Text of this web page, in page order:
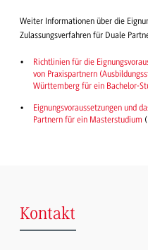
Weiter Informationen über die
Zulassungsverfahren für Duale
Richtlinien für die
von Praxispartnern
Württemberg für ein Bachelor-
Eignungsvoraussetzungen und
Partnern für ein Masterstudium
Kontakt